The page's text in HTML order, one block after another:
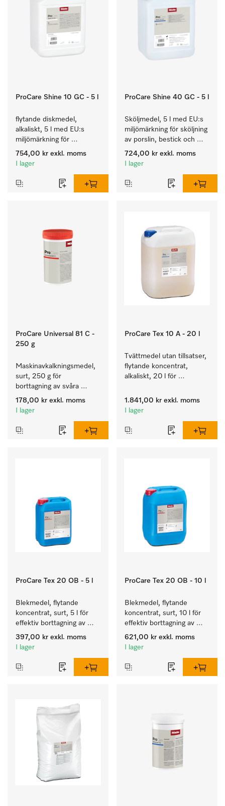
ProCare Shine 10 GC - 5 l
flytande diskmedel,
alkaliskt, 5 l med EU:s
miljömärkning för
rengöring av vardaglig
smuts på porslin, bestick
754,00 kr exkl. moms
I lager
ProCare Shine 40 GC - 5 l
Sköljmedel, 5 l med EU:s
miljömärkning för sköljning
av porslin, bestick och
glas.
724,00 kr exkl. moms
I lager
ProCare Universal 81 C -
250 g
Maskinavkalkningsmedel,
surt, 250 g för
borttagning av svåra
kalkavlagringar.
178,00 kr exkl. moms
I lager
ProCare Tex 10 A - 20 l
Tvättmedel utan tillsatser,
flytande koncentrat,
alkaliskt, 20 l för
färgäkta kulörtvätt.
1.841,00 kr exkl. moms
I lager
ProCare Tex 20 OB - 5 l
Blekmedel, flytande
koncentrat, surt, 5 l för
effektiv borttagning av
envisa fläckar.
397,00 kr exkl. moms
I lager
ProCare Tex 20 OB - 10 l
Blekmedel, flytande
koncentrat, surt, 10 l för
effektiv borttagning av
envisa fläckar.
621,00 kr exkl. moms
I lager